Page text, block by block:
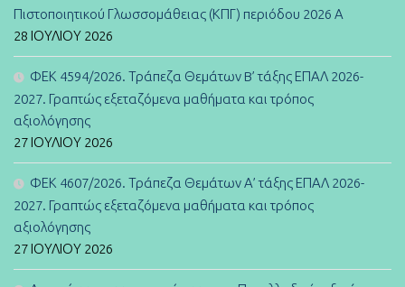
Πιστοποιητικού Γλωσσομάθειας (ΚΠΓ) περιόδου 2026 Α
28 ΙΟΥΛΊΟΥ 2026
ΦΕΚ 4594/2026. Τράπεζα Θεμάτων B’ τάξης ΕΠΑΛ 2026-
2027. Γραπτώς εξεταζόμενα μαθήματα και τρόπος
αξιολόγησης
27 ΙΟΥΛΊΟΥ 2026
ΦΕΚ 4607/2026. Τράπεζα Θεμάτων Α’ τάξης ΕΠΑΛ 2026-
2027. Γραπτώς εξεταζόμενα μαθήματα και τρόπος
αξιολόγησης
27 ΙΟΥΛΊΟΥ 2026